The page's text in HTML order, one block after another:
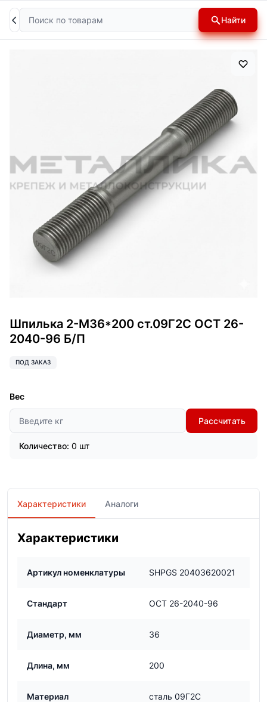
Поиск Найти
Шпилька 2-М36*200 ст.09Г2С ОСТ 26-
2040-96 Б/П
ПОД ЗАКАЗ
Вес
Рассчитать
Количество: 0 шт
Характеристики Аналоги
Характеристики
Артикул номенклатуры SHPGS 20403620021
Стандарт ОСТ 26-2040-96
Диаметр, мм 36
Длина, мм 200
Материал сталь 09Г2С